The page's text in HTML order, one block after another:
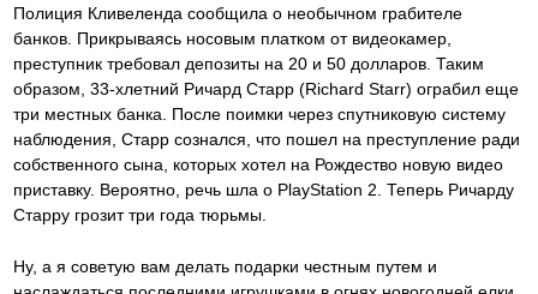
Полиция Кливеленда сообщила о необычном грабителе
банков. Прикрываясь носовым платком от видеокамер,
преступник требовал депозиты на 20 и 50 долларов. Таким
образом, 33-хлетний Ричард Старр (Richard Starr) ограбил еще
три местных банка. После поимки через спутниковую систему
наблюдения, Старр сознался, что пошел на преступление ради
собственного сына, которых хотел на Рождество новую видео
приставку. Вероятно, речь шла о PlayStation 2. Теперь Ричарду
Старру грозит три года тюрьмы.
Ну, а я советую вам делать подарки честным путем и